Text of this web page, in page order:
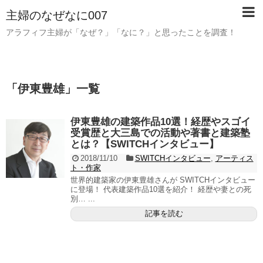
主婦のなぜなに007
アラフィフ主婦が「なぜ？」「なに？」と思ったことを調査！
「 伊東豊雄」 一覧
伊東豊雄の建築作品10選！経歴やスゴイ
受賞歴と大三島での活動や著書と建築塾
とは？【SWITCHインタビュー】
2018/11/10 SWITCHインタビュー
アーティス
ト・作家
世界的建築家の伊東豊雄さんが SWITCHインタビュー
に登場！ 代表建築作品10選を紹介！ 経歴や妻との死
別… ...
記事を読む